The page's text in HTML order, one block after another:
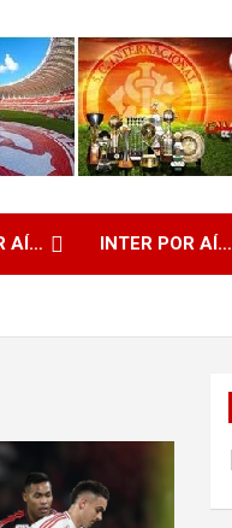
AÍ… INTER POR AÍ…